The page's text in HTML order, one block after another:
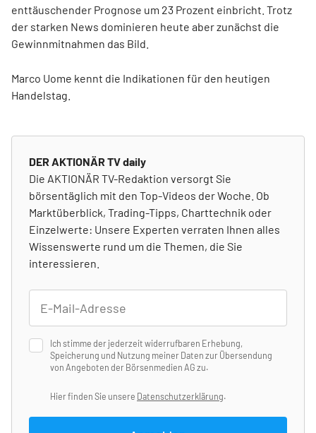
enttäuschender Prognose um 23 Prozent einbricht. Trotz
der starken News dominieren heute aber zunächst die
Gewinnmitnahmen das Bild.
Marco Uome kennt die Indikationen für den heutigen
Handelstag.
DER AKTIONÄR TV daily
Die AKTIONÄR TV-Redaktion versorgt Sie
börsentäglich mit den Top-Videos der Woche. Ob
Marktüberblick, Trading-Tipps, Charttechnik oder
Einzelwerte: Unsere Experten verraten Ihnen alles
Wissenswerte rund um die Themen, die Sie
interessieren.
Ich stimme der jederzeit widerrufbaren Erhebung,
Speicherung und Nutzung meiner Daten zur Übersendung
von Angeboten der Börsenmedien AG zu.
Hier finden Sie unsere Datenschutzerklärung.